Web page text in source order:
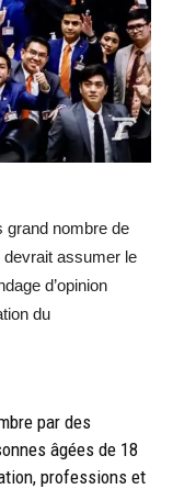
grand nombre de
assumer le
d’opinion
du
par des
âgées de 18
professions et